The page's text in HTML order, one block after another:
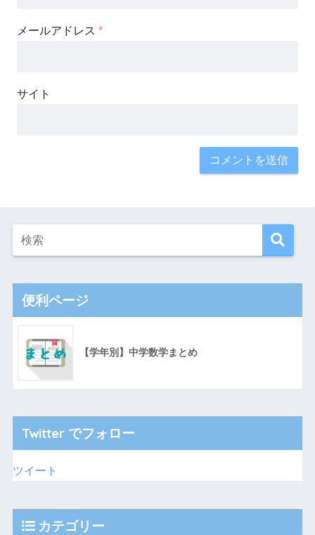
メールアドレス *
サイト
便利ページ
【学年別】中学数学まとめ
Twitter でフォロー
ツイート
カテゴリー